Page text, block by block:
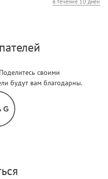
своими
будут вам благодарны.